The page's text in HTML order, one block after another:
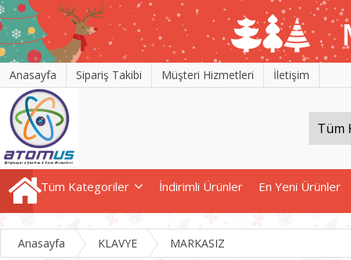
Anasayfa Sipariş Takibi Müşteri Hizmetleri İletişim
Tüm Kategoriler İndirimli Ürünler En Yeni Ürünler
Anasayfa KLAVYE MARKASIZ